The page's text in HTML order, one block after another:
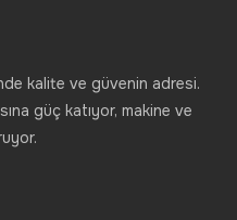
kalite ve güvenin adresi.
güç katıyor, makine ve